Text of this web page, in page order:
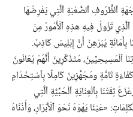
ٱلظُّرُوفِ ٱلصَّعْبَةِ ٱلَّتِي يَفْرِضُهَا
ٱلَّذِي تَزُولُ فِيهِ هذِهِ ٱلْأُمُورُ مِنَ
بِأَمَانَةٍ يُبَرْهِنُ أَنَّ إِبْلِيسَ كَاذِبٌ.‏
ٱلْمَسِيحِيِّينَ،‏ مُتَذَكِّرِينَ أَنَّهُمْ يُعَانُونَ
تَامَّةٍ ومُجَهَّزِينَ كَامِلًا بِٱسْتِخْدَامِ
ثِقَتُنَا بِٱلْعِنَايَةِ ٱلْحُبِّيَّةِ ٱلَّتِي
«عَيْنَا يَهْوَهَ نَحْوَ ٱلْأَبْرَارِ،‏ وَأُذُنَاهُ